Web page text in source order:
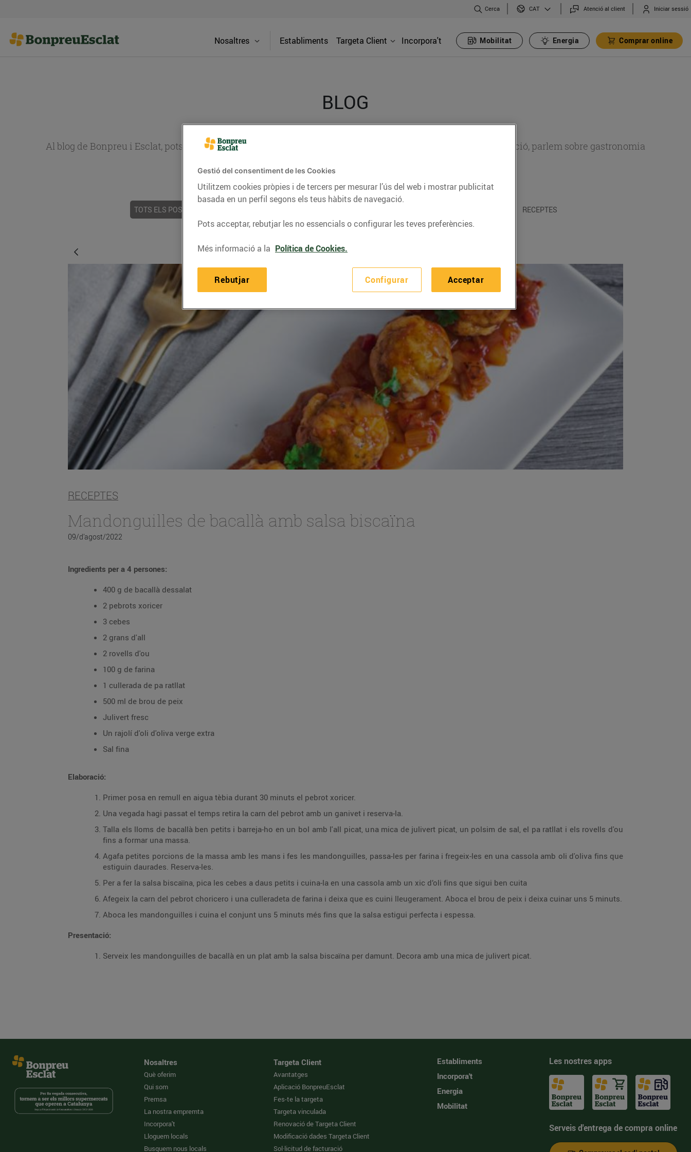
Cerca CAT Atenció al client Iniciar sessió
Nosaltres Establiments Targeta Client Incorpora't Mobilitat Energia Comprar online
BLOG
Al blog de Bonpreu i Esclat, pots trobar receptes, consells nutricionals, informació d’actualitat sobre alimentació, parlem sobre gastronomia
del nostre territori i molts altres temes.
TOTS ELS POSTS RECEPTES
RECEPTES
Mandonguilles de bacallà amb salsa biscaïna
09/d’agost/2022
Ingredients per a 4 persones:
400 g de bacallà dessalat
2 pebrots xoricer
3 cebes
2 grans d'all
2 rovells d'ou
100 g de farina
1 cullerada de pa ratllat
500 ml de brou de peix
Julivert fresc
Un rajolí d'oli d'oliva verge extra
Sal fina
Elaboració:
Primer posa en remull en aigua tèbia durant 30 minuts el pebrot xoricer.
Una vegada hagi passat el temps retira la carn del pebrot amb un ganivet i reserva-la.
Talla els lloms de bacallà ben petits i barreja-ho en un bol amb l'all picat, una mica de julivert picat, un polsim de sal, el pa ratllat i els rovells d'ou
fins a formar una massa.
Agafa petites porcions de la massa amb les mans i fes les mandonguilles, passa-les per farina i fregeix-les en una cassola amb oli d'oliva fins que
estiguin daurades. Reserva-les.
Per a fer la salsa biscaïna, pica les cebes a daus petits i cuina-la en una cassola amb un xic d’oli fins que sigui ben cuita
Afegeix la carn del pebrot choricero i una culleradeta de farina i deixa que es cuini lleugerament. Aboca el brou de peix i deixa cuinar uns 5 minuts.
Aboca les mandonguilles i cuina el conjunt uns 5 minuts més fins que la salsa estigui perfecta i espessa.
Presentació:
Serveix les mandonguilles de bacallà en un plat amb la salsa biscaïna per damunt. Decora amb una mica de julivert picat.
Nosaltres
Què oferim
Qui som
Premsa
La nostra empremta
Incorpora't
Lloguem locals
Busquem nous locals
Targeta Client
Avantatges
Aplicació BonpreuEsclat
Fes-te la targeta
Targeta vinculada
Renovació de Targeta Client
Modificació dades Targeta Client
Sol·licitud de facturació
Establiments
Incorpora't
Energia
Mobilitat
Les nostres apps
Serveis d'entrega de compra online
Gestió del consentiment de les Cookies
Utilitzem cookies pròpies i de tercers per mesurar l’ús del web i mostrar publicitat
basada en un perfil segons els teus hàbits de navegació.
Pots acceptar, rebutjar les no essencials o configurar les teves preferències.
Més informació a la Política de Cookies.
Configurar
Rebutjar Acceptar